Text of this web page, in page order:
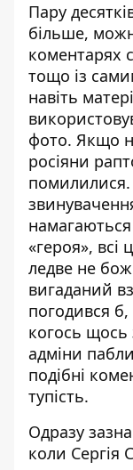
Пару
більше,
коментарях
тощо із
навіть
фото. Якщо
росіяни
помилилися.
«героя», всі
ледве не
вигаданий
погодився
когось щось
адміни
подібні
тупість.
Одразу
коли Сергія